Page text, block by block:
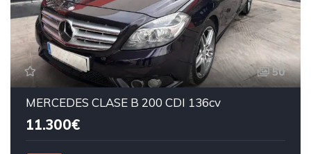
50
MERCEDES CLASE B 200 CDI 136cv
11.300€